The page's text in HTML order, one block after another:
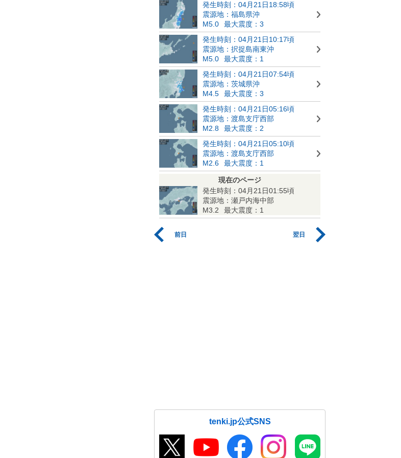
発生時刻：04月21日18:58頃
震源地：福島県沖
M5.0
最大震度：3
発生時刻：04月21日10:17頃
震源地：択捉島南東沖
M5.0
最大震度：1
発生時刻：04月21日07:54頃
震源地：茨城県沖
M4.5
最大震度：3
発生時刻：04月21日05:16頃
震源地：渡島支庁西部
M2.8
最大震度：2
発生時刻：04月21日05:10頃
震源地：渡島支庁西部
M2.6
最大震度：1
現在のページ
発生時刻：04月21日01:55頃
震源地：瀬戸内海中部
M3.2
最大震度：1
前日 翌日
tenki.jp公式SNS